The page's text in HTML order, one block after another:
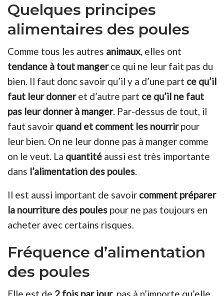
Quelques principes
alimentaires des poules
Comme tous les autres animaux, elles ont
tendance à tout mangerce qui ne leur fait pas du
bien. Il faut donc savoir qu’il y a d’une part ce qu’il
faut leur donneret d’autre part ce qu’il ne faut
pas leur donner à manger. Par-dessus de tout, il
faut savoir quand et comment les nourrirpour
leur bien. On ne leur donne pas à manger comme
on le veut. La quantité aussi est très importante
dans l’alimentation des poules.
Il est aussi important de savoir comment préparer
la nourriture des poules pour ne pas toujours en
acheter avec certains risques.
Fréquence d’alimentation
des poules
Elle est de 2 fois par jour, pas à n’importe qu’elle